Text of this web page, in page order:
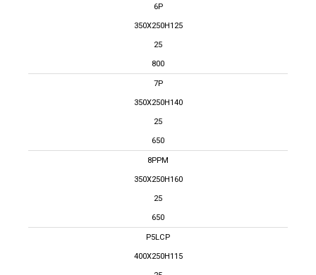
6P
350X250H125
25
800
7P
350X250H140
25
650
8PPM
350X250H160
25
650
P5LCP
400X250H115